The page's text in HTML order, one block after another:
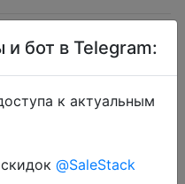
бот в Telegram:
к актуальным
@SaleStack